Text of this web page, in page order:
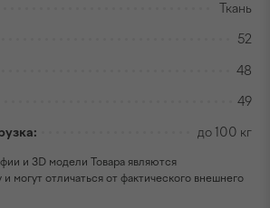
Ткань
52
48
49
до 100 кг
и 3D модели Товара являются
могут отличаться от фактического внешнего